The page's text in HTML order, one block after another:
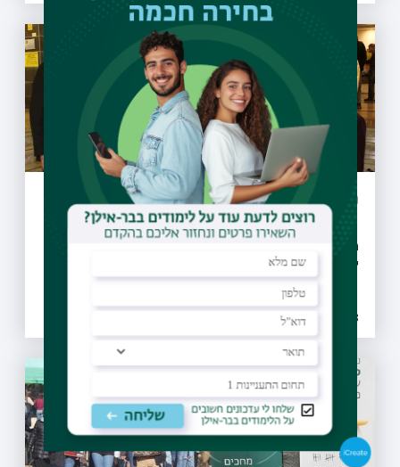
מכון מחקר חדש הוקם ע"ש הרב זקס
המכון יוקדש למחקר ברוח משנתו הפוליטית והחברתית של הרב
יונתן זקס
18.01.2023 | כד טבת